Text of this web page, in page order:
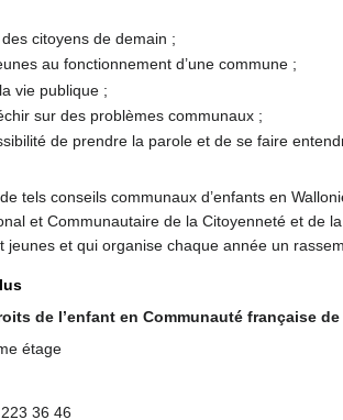
citoyens de demain ;
au fonctionnement d’une commune ;
vie publique ;
sur des problèmes communaux ;
de prendre la parole et de se faire
tels conseils communaux d’enfants en
et Communautaire de la Citoyenneté et de
jeunes et qui organise chaque année un
de l’enfant en Communauté française
étage
36 46